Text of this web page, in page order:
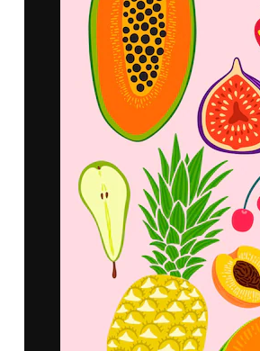
Agenturen und
Deutsch
Copyright © 2010-2026